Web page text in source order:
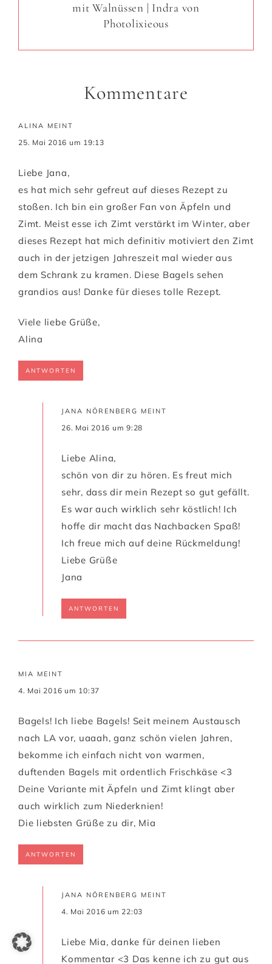
mit Walnüssen | Indra von
Photolixieous
Kommentare
ALINA MEINT
25. Mai 2016 um 19:13
Liebe Jana,
es hat mich sehr gefreut auf dieses Rezept zu
stoßen. Ich bin ein großer Fan von Äpfeln und
Zimt. Meist esse ich Zimt verstärkt im Winter, aber
dieses Rezept hat mich definitiv motiviert den Zimt
auch in der jetzigen Jahreszeit mal wieder aus
dem Schrank zu kramen. Diese Bagels sehen
grandios aus! Danke für dieses tolle Rezept.
Viele liebe Grüße,
Alina
ANTWORTEN
JANA NÖRENBERG MEINT
26. Mai 2016 um 9:28
Liebe Alina,
schön von dir zu hören. Es freut mich
sehr, dass dir mein Rezept so gut gefällt.
Es war auch wirklich sehr köstlich! Ich
hoffe dir macht das Nachbacken Spaß!
Ich freue mich auf deine Rückmeldung!
Liebe Grüße
Jana
ANTWORTEN
MIA MEINT
4. Mai 2016 um 10:37
Bagels! Ich liebe Bagels! Seit meinem Austausch
nach LA vor, uaaah, ganz schön vielen Jahren,
bekomme ich einfach nicht von warmen,
duftenden Bagels mit ordentlich Frischkäse <3
Deine Variante mit Äpfeln und Zimt klingt aber
auch wirklich zum Niederknien!
Die liebsten Grüße zu dir, Mia
ANTWORTEN
JANA NÖRENBERG MEINT
4. Mai 2016 um 22:03
Liebe Mia, danke für deinen lieben
Kommentar <3 Das kenne ich zu gut aus